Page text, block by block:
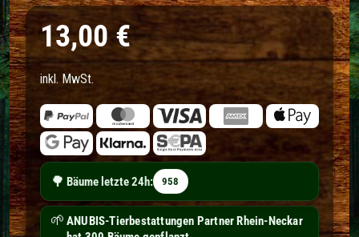
Normaler Preis
13,00 €
inkl. MwSt.
🌳 Bäume letzte 24h: 958
🌱 Bestattungen Fiederer hat 4 Bäume gepflanzt